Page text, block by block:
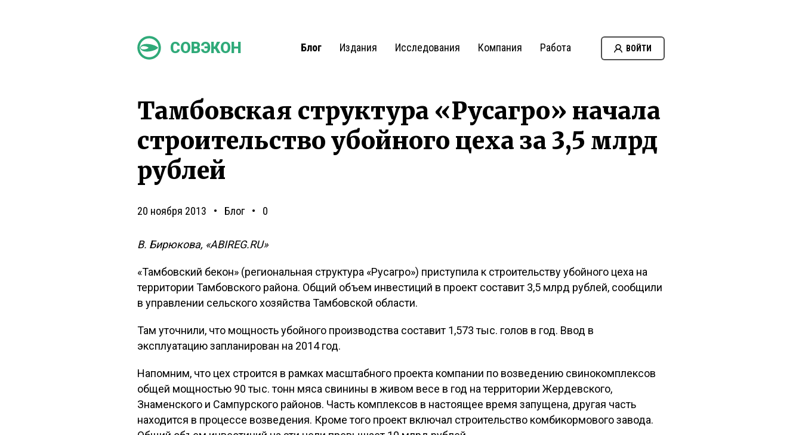
СОВЭКОН Блог Издания Исследования Компания Работа ВОЙТИ
Тамбовская структура «Русагро» начала
строительство убойного цеха за 3,5 млрд
рублей
20 ноября 2013 Блог 0
В. Бирюкова, «ABIREG.RU»
«Тамбовский бекон» (региональная структура «Русагро») приступила к строительству убойного цеха на
территории Тамбовского района. Общий объем инвестиций в проект составит 3,5 млрд рублей, сообщили
в управлении сельского хозяйства Тамбовской области.
Там уточнили, что мощность убойного производства составит 1,573 тыс. голов в год. Ввод в
эксплуатацию запланирован на 2014 год.
Напомним, что цех строится в рамках масштабного проекта компании по возведению свинокомплексов
общей мощностью 90 тыс. тонн мяса свинины в живом весе в год на территории Жердевского,
Знаменского и Сампурского районов. Часть комплексов в настоящее время запущена, другая часть
находится в процессе возведения. Кроме того проект включал строительство комбикормового завода.